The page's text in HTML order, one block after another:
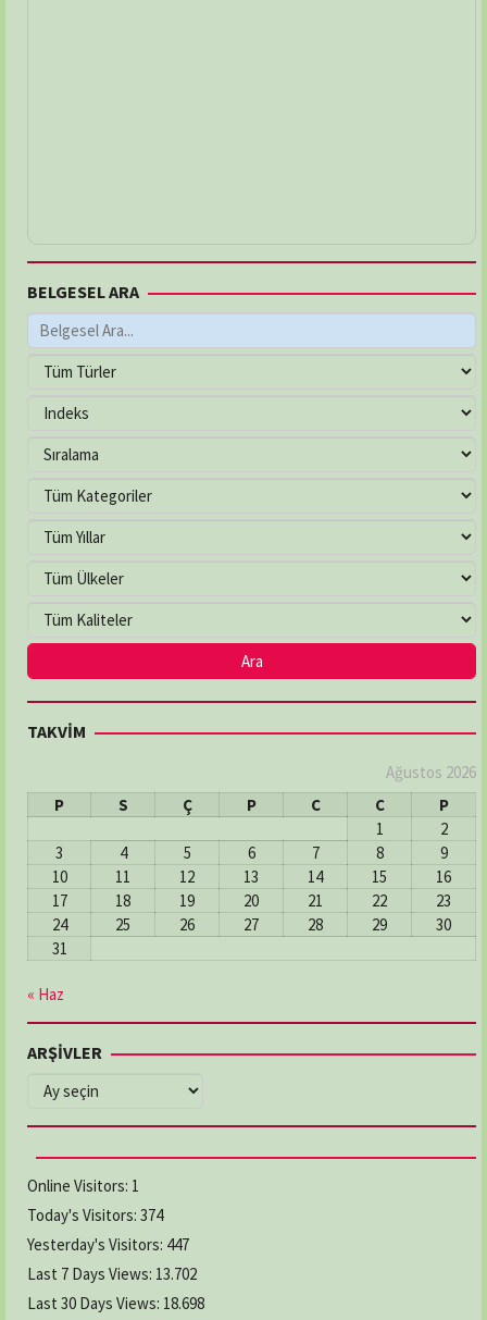
BELGESEL ARA
TAKVİM
Ağustos 2026
P
S Ç P C C
P
1
2
3
4 5 6 7 8
9
10
11 12 13 14 15
16
17
18 19 20 21 22
23
24
25 26 27 28 29
30
31
« Haz
ARŞİVLER
ARŞİVLER
Online Visitors: 1
Today's Visitors: 374
Yesterday's Visitors: 447
Last 7 Days Views: 13.702
Last 30 Days Views: 18.698